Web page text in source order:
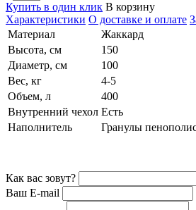
Купить в один клик В корзину
Характеристики О доставке и оплате
Материал
Жаккард
Высота, см
150
Диаметр, см
100
Вес, кг
4-5
Объем, л
400
Внутренний чехол Есть
Наполнитель
Гранулы
Как вас зовут?
Ваш E-mail